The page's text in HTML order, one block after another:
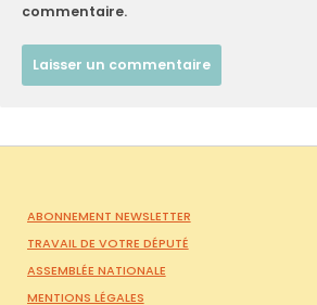
commentaire.
ABONNEMENT NEWSLETTER
TRAVAIL DE VOTRE DÉPUTÉ
ASSEMBLÉE NATIONALE
MENTIONS LÉGALES